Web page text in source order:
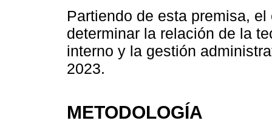
Partiendo de esta premisa,
determinar la relación de la
interno y la gestión
2023.
METODOLOGÍA